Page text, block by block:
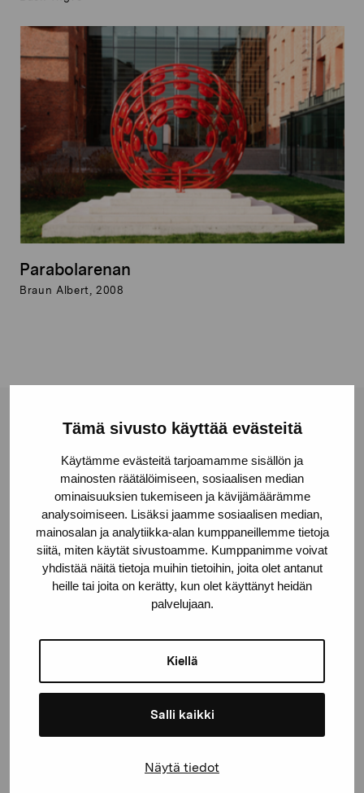
Tämä sivusto käyttää evästeitä
Käytämme evästeitä tarjoamamme sisällön ja
mainosten räätälöimiseen, sosiaalisen median
ominaisuuksien tukemiseen ja kävijämäärämme
analysoimiseen. Lisäksi jaamme sosiaalisen median,
mainosalan ja analytiikka-alan kumppaneillemme tietoja
siitä, miten käytät sivustoamme. Kumppanimme voivat
yhdistää näitä tietoja muihin tietoihin, joita olet antanut
heille tai joita on kerätty, kun olet käyttänyt heidän
palvelujaan.
Kiellä
Salli kaikki
Näytä tiedot
Parabolarenan
Braun Albert, 2008
Stiftelsen Pro Artibus
Gustav Wasas gata 11
10600 Ekenäs
proartibus@proartibus.fi
+358 (0)50 371 6339
Kontakta oss
utställningar och evenemang